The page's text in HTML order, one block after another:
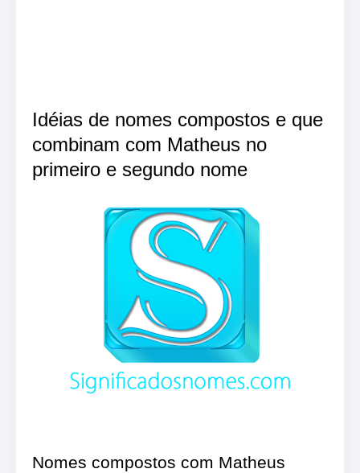
Idéias de nomes compostos e que
combinam com Matheus no
primeiro e segundo nome
Nomes compostos com Matheus